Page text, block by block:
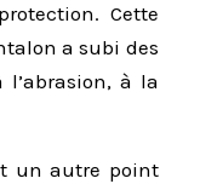
Cette
a subi des
à la
un autre point